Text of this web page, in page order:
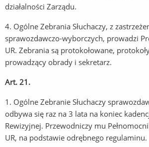
działalności Zarządu.
4. Ogólne Zebrania Słuchaczy, z
sprawozdawczo-wyborczych, prowadzi
UR. Zebrania są protokołowane,
prowadzący obrady i sekretarz.
Art. 21.
1. Ogólne Zebranie Słuchaczy
odbywa się raz na 3 lata na koniec
Rewizyjnej. Przewodniczy mu
UR, na podstawie odrębnego regulaminu.